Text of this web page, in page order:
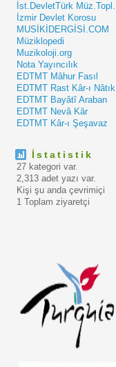
İst.DevletTürk Müz.Topl.
İzmir Devlet Korosu
MUSİKİDERGİSİ.COM
Müziklopedi
Muzikoloji.org
Nota Yayıncılık
EDTMT Mâhur Fasıl
EDTMT Rast Kâr-ı Nâtık
EDTMT Bayâtî Araban
EDTMT Nevâ Kâr
EDTMT Kâr-ı Şeşavaz
İstatistik
27 kategori var.
2,313 adet yazı var.
Kişi şu anda çevrimiçi
1 Toplam ziyaretçi